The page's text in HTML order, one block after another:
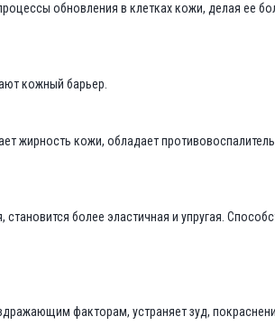
обновления в клетках кожи, делая ее
кожный барьер.
жирность кожи, обладает
более эластичная и упругая.
факторам, устраняет зуд,